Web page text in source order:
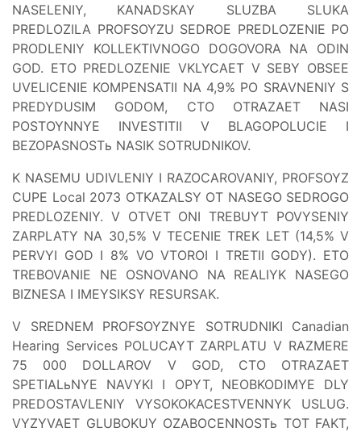
NASELENIY, KANADSKAY SLUZBA SLUKA
PREDLOZILA PROFSOYZU SEDROE PREDLOZENIE PO
PRODLENIY KOLLEKTIVNOGO DOGOVORA NA ODIN
GOD. ETO PREDLOZENIE VKLYCAET V SEBY OBSEE
UVELICENIE KOMPENSATII NA 4,9% PO SRAVNENIY S
PREDYDUSIM GODOM, CTO OTRAZAET NASI
POSTOYNNYE INVESTITII V BLAGOPOLUCIE I
BEZOPASNOSTь NASIK SOTRUDNIKOV.
K NASEMU UDIVLENIY I RAZOCAROVANIY, PROFSOYZ
CUPE Local 2073 OTKAZALSY OT NASEGO SEDROGO
PREDLOZENIY. V OTVET ONI TREBUYT POVYSENIY
ZARPLATY NA 30,5% V TECENIE TREK LET (14,5% V
PERVYI GOD I 8% VO VTOROI I TRETII GODY). ETO
TREBOVANIE NE OSNOVANO NA REALIYK NASEGO
BIZNESA I IMEYSIKSY RESURSAK.
V SREDNEM PROFSOYZNYE SOTRUDNIKI Canadian
Hearing Services POLUCAYT ZARPLATU V RAZMERE
75 000 DOLLAROV V GOD, CTO OTRAZAET
SPETIALьNYE NAVYKI I OPYT, NEOBKODIMYE DLY
PREDOSTAVLENIY VYSOKOKACESTVENNYK USLUG.
VYZYVAET GLUBOKUY OZABOCENNOSTь TOT FAKT,